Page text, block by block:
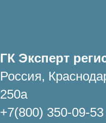
ГК Эксперт
Россия,
250а
+7(800) 350-09-53